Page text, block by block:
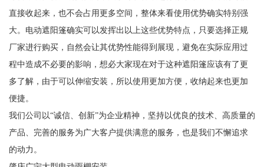
直接收起来，也不会占用更多空间，整体来看使用优势确实特别强
大。电动遮阳篷确实可以发挥出以上这些优势特点，只要选择正规
厂家进行购买，自然会让其优势性能得到展现，避免在实际应用过
程中造成不必要的影响，想必大家现在对于这种遮阳篷应该有了更
多了解，由于可以伸缩安装，所以使用更加方便，收纳起来也更加
便捷。
我们公司以“诚信、创新”为企业精神，坚持以优良的技术、高质量的
产品、完善的服务为广大客户提供满意的服务，也是我们不懈追求
的动力。